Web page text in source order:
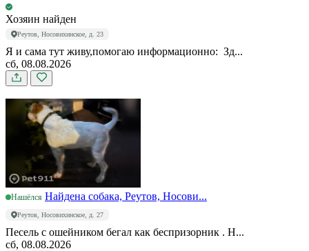
Хозяин найден
Реутов, Носовихинское, д. 23
Я и сама тут живу,помогаю информационно: ️ Зд...
сб, 08.08.2026
Нашёлся Найдена собака, Реутов, Носови...
Реутов, Носовихинское, д. 27
Песель с ошейником бегал как беспризорник . Н...
сб, 08.08.2026